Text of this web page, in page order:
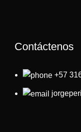
Contáctenos
+57